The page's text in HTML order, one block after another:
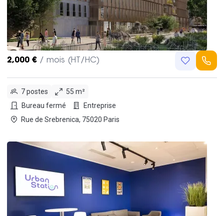
2,000 € / mois (HT/HC)
7 postes
55 m²
Bureau fermé
Entreprise
Rue de Srebrenica, 75020 Paris